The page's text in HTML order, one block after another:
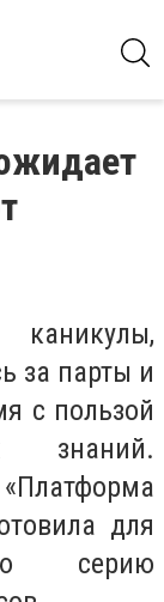
за парты и
с пользой
знаний.
для
серию